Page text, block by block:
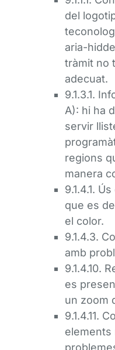
del
aria-
tràmit no
adecuat.
9.1.3.1.
A): hi ha
servir
regions
manera
9.1.4.1.
que es
el color.
9.1.4.3.
amb
9.1.4.10.
es
un zoom
9.1.4.11.
elements